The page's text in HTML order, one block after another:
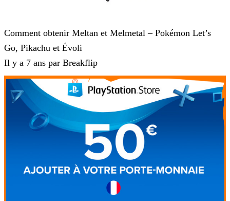
Comment obtenir Meltan et Melmetal – Pokémon Let’s
Go, Pikachu et Évoli
Il y a 7 ans par Breakflip